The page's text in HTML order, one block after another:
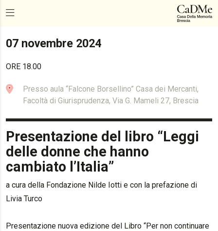
07 novembre 2024
ORE 18.00
Presso aula “Falcone Borsellino” Casa dei Mercanti,
Facoltà di Giurisprudenza, Via G. Mameli 27, Brescia
Presentazione del libro “Leggi
delle donne che hanno
cambiato l’Italia”
a cura della Fondazione Nilde Iotti e con la prefazione di
Livia Turco
Presentazione nuova edizione del Libro “Per non continuare